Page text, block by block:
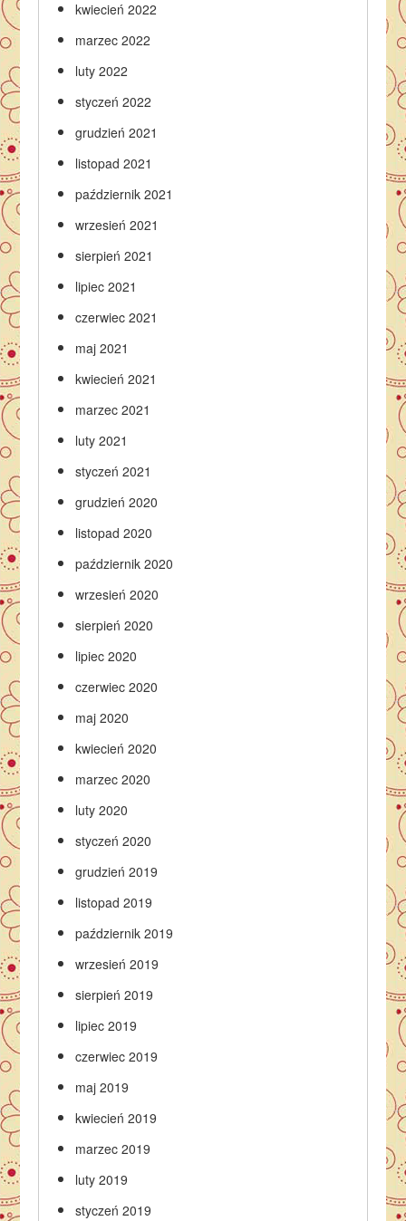
kwiecień 2022
marzec 2022
luty 2022
styczeń 2022
grudzień 2021
listopad 2021
październik 2021
wrzesień 2021
sierpień 2021
lipiec 2021
czerwiec 2021
maj 2021
kwiecień 2021
marzec 2021
luty 2021
styczeń 2021
grudzień 2020
listopad 2020
październik 2020
wrzesień 2020
sierpień 2020
lipiec 2020
czerwiec 2020
maj 2020
kwiecień 2020
marzec 2020
luty 2020
styczeń 2020
grudzień 2019
listopad 2019
październik 2019
wrzesień 2019
sierpień 2019
lipiec 2019
czerwiec 2019
maj 2019
kwiecień 2019
marzec 2019
luty 2019
styczeń 2019